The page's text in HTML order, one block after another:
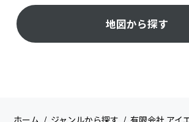
地図から探す